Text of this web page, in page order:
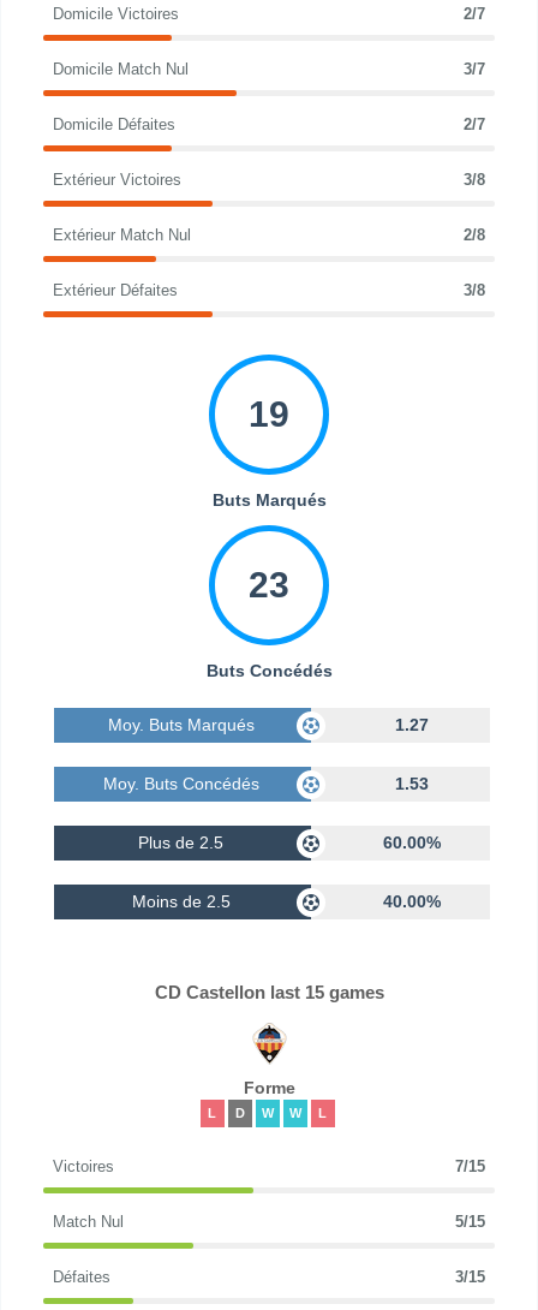
Domicile Victoires 2/7
Domicile Match Nul 3/7
Domicile Défaites 2/7
Extérieur Victoires 3/8
Extérieur Match Nul 2/8
Extérieur Défaites 3/8
19
Buts Marqués
23
Buts Concédés
Moy. Buts Marqués 1.27
Moy. Buts Concédés 1.53
Plus de 2.5 60.00%
Moins de 2.5 40.00%
CD Castellon last 15 games
Forme
L D W W L
Victoires 7/15
Match Nul 5/15
Défaites 3/15